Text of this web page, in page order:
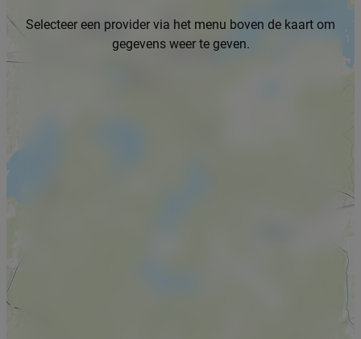
Selecteer een provider via het menu boven de kaart om
gegevens weer te geven.